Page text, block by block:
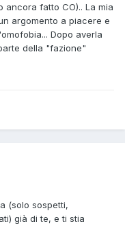
fatto CO).. La mia
argomento a piacere e
Dopo averla
della "fazione"
(solo sospetti,
già di te, e ti stia